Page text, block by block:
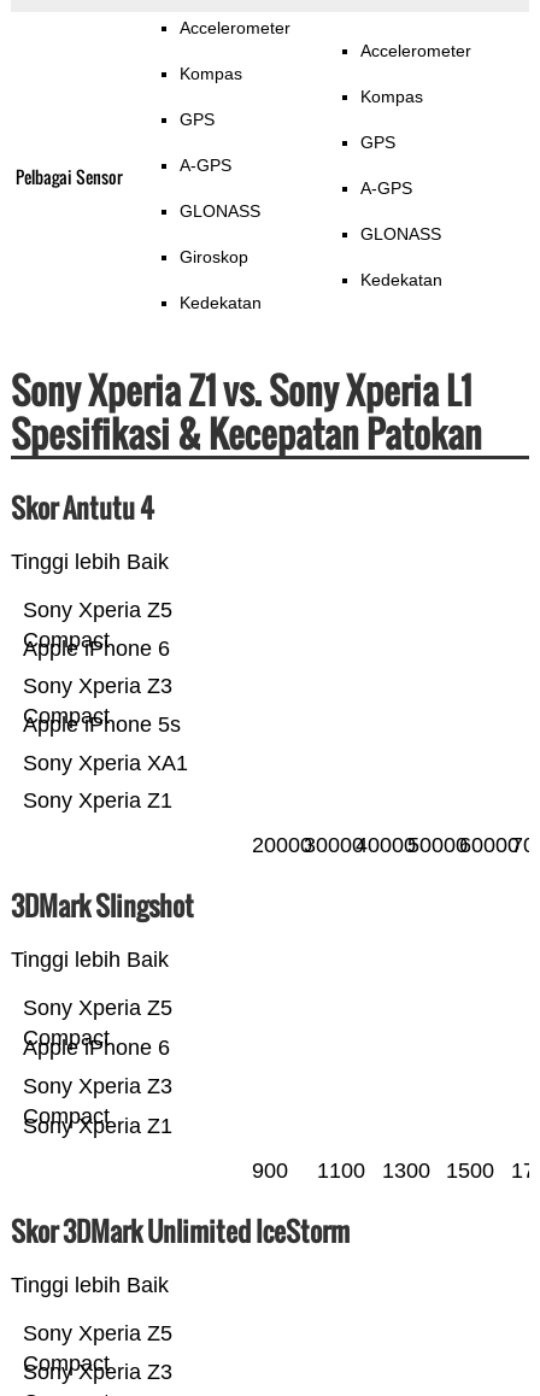
Pelbagai Sensor
Accelerometer
Kompas
GPS
A-GPS
GLONASS
Giroskop
Kedekatan
Accelerometer
Kompas
GPS
A-GPS
GLONASS
Kedekatan
Sony Xperia Z1 vs. Sony Xperia L1
Spesifikasi & Kecepatan Patokan
Skor Antutu 4
Tinggi lebih Baik
Sony Xperia Z1
Sony Xperia XA1
Apple iPhone 5s
Sony Xperia Z3
Compact
Apple iPhone 6
Sony Xperia Z5
Compact
2000030000400005000060000
3DMark Slingshot
Tinggi lebih Baik
Sony Xperia Z1
Sony Xperia Z3
Compact
Apple iPhone 6
Sony Xperia Z5
Compact
900 1100 1300 1500
Skor 3DMark Unlimited IceStorm
Tinggi lebih Baik
Sony Xperia Z3
Sony Xperia Z5
Compact